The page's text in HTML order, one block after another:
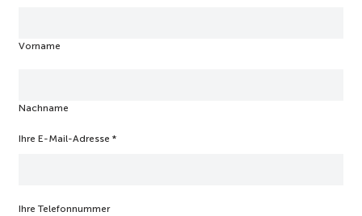
Vorname
Nachname
Ihre E-Mail-Adresse *
Ihre Telefonnummer
e
D
G
i